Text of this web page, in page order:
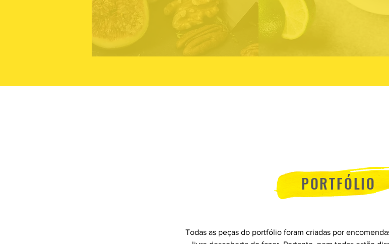
PORTFÓLIO
Todas as peças do portfólio foram criadas por